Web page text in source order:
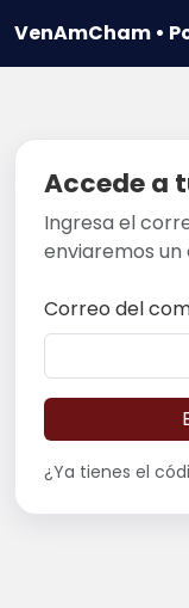
VenAmCham •
Accede a
Ingresa el
enviaremos un
Correo del
¿Ya tienes el